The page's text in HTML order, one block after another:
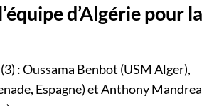
d’Algérie pour la
: Oussama Benbot (USM Alger),
Espagne) et Anthony Mandrea